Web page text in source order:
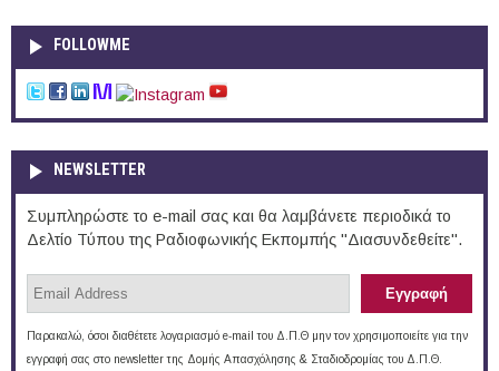
FOLLOWME
NEWSLETTER
Συμπληρώστε το e-mail σας και θα λαμβάνετε περιοδικά το
Δελτίο Τύπου της Ραδιοφωνικής Εκπομπής "Διασυνδεθείτε".
Παρακαλώ, όσοι διαθέτετε λογαριασμό e-mail του Δ.Π.Θ μην τον χρησιμοποιείτε για την
εγγραφή σας στο newsletter της Δομής Απασχόλησης & Σταδιοδρομίας του Δ.Π.Θ.